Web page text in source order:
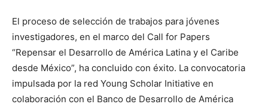
El proceso de selección de trabajos para jóvenes
investigadores, en el marco del Call for Papers
“Repensar el Desarrollo de América Latina y el Caribe
desde México”, ha concluido con éxito. La convocatoria
impulsada por la red Young Scholar Initiative en
colaboración con el Banco de Desarrollo de América